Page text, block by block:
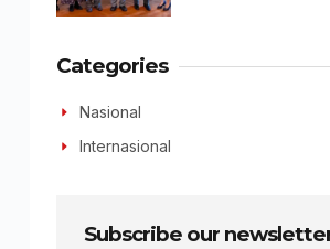
Categories
Nasional
Internasional
Subscribe our